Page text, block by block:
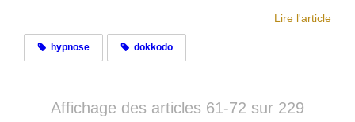
Lire l'article
hypnose dokkodo
Affichage des articles 61-72 sur 229